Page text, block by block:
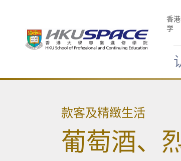
香
学
Main
款客及精緻生活
葡萄酒、